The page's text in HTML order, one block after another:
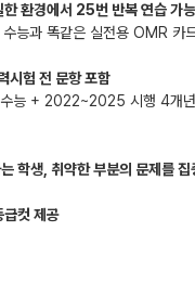
한 환경에서 25번 반복 연습 가능
능과 똑같은 실전용 OMR
험 전 문항 포함
능 + 2022~2025 시행 4개
학생, 취약한 부분의 문제를
급컷 제공